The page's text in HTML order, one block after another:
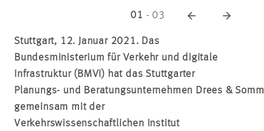
01 - 03
Stuttgart, 12. Januar 2021. Das
Bundesministerium für Verkehr und digitale
Infrastruktur (BMVI) hat das Stuttgarter
Planungs- und Beratungsunternehmen Drees &
gemeinsam mit der
Verkehrswissenschaftlichen Institut